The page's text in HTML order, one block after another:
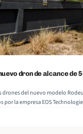
dron de alcance de
drones del nuevo modelo
por la empresa EOS
las lecciones del conflicto…